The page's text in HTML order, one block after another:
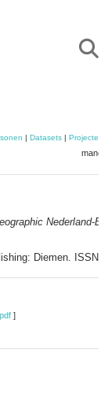
| Datasets | Projecten
Nederland-
Diemen. ISSN
]